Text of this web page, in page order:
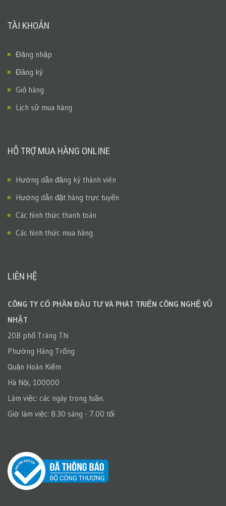
TÀI KHOẢN
Đăng nhập
Đăng ký
Giỏ hàng
Lịch sử mua hàng
HỖ TRỢ MUA HÀNG ONLINE
Hướng dẫn đăng ký thành viên
Hướng dẫn đặt hàng trực tuyến
Các hình thức thanh toán
Các hình thức mua hàng
LIÊN HỆ
CÔNG TY CỔ PHẦN ĐẦU TƯ VÀ PHÁT TRIỂN CÔNG NGHỆ VŨ
NHẬT
20B phố Tràng Thi
Phường Hàng Trống
Quận Hoàn Kiếm
Hà Nội, 100000
Làm việc: các ngày trong tuần.
Giờ làm việc: 8.30 sáng - 7.00 tối